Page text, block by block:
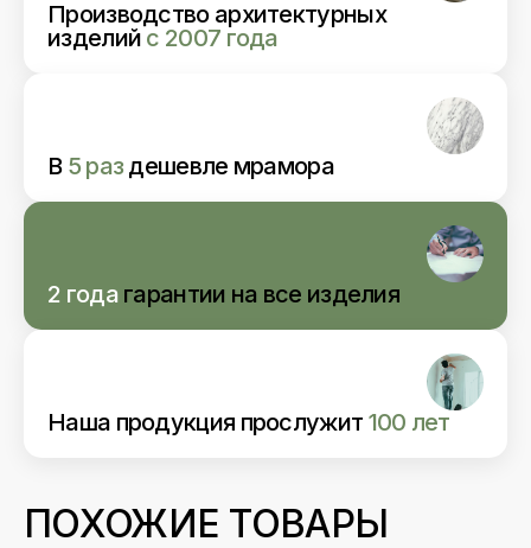
Производство архитектурных
изделий с 2007 года
В 5 раз дешевле мрамора
2 годагарантии на все изделия
Наша продукция прослужит 100 лет
ПОХОЖИЕ ТОВАРЫ